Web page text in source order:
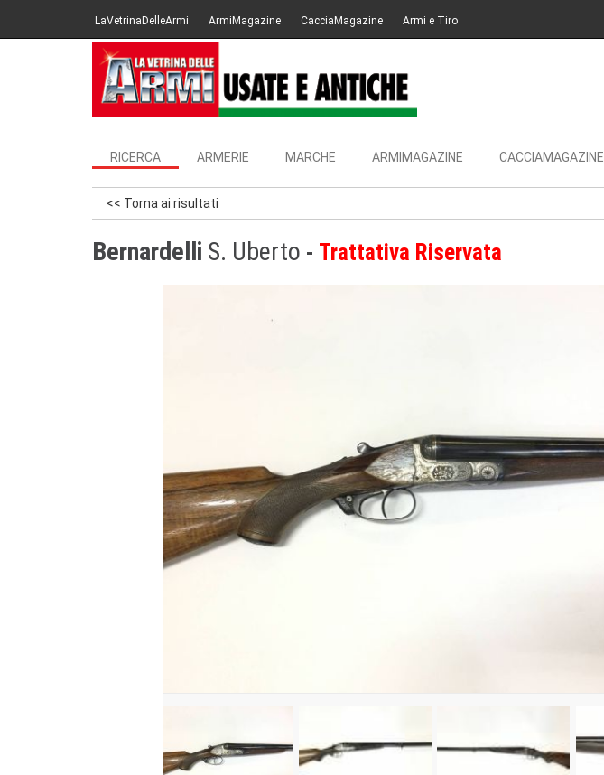
LaVetrinaDelleArmi ArmiMagazine CacciaMagazine Armi e Tiro
RICERCA ARMERIE MARCHE ARMIMAGAZINE CACCIAMAGAZINE
<< Torna ai risultati
Bernardelli S. Uberto Trattativa Riservata